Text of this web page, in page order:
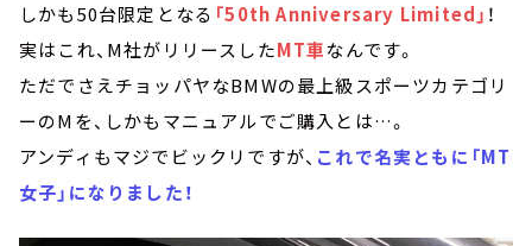
しかも50台限定となる 「50th Anniversary Limited」 ！
実はこれ、M社がリリースしたMT車なんです。
ただでさえチョッパヤなBMWの最上級スポーツカテゴリ
ーのMを、しかもマニュアルでご購入とは…。
アンディもマジでビックリですが、 これで名実ともに「MT
女子」になりました！